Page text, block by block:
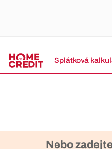
Splátková
Nebo